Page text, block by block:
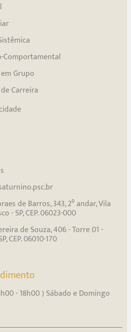
Comportamental
Grupo
Carreira
de Barros, 343, 2⁰ andar, Vila
- SP, CEP. 06023-000
de Souza, 406 - Torre 01 -
CEP. 06010-170
- 18h00 ) Sábado e Domingo